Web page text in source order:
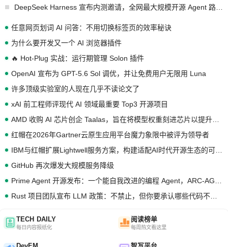
任意网页划词 AI 问答：不用切换标签页的效率秘诀
为什么要开发又一个 AI 浏览器插件
🔥 Hot-Plug 实战：运行期管理 Solon 插件
OpenAI 宣布为 GPT-5.6 Sol 调优，并让免费用户无限用 Luna
许多顶级实验室的人现在几乎不读论文了
xAI 前工程师评现代 AI 领域最重要 Top3 开源项目
红帽在2026年Gartner云原生应用平台魔力象限中被评为领导者
GitHub 再次爆发大规模服务降级
TECH DAILY
每日内容报纸化
阅读榜单
每周热文看这里